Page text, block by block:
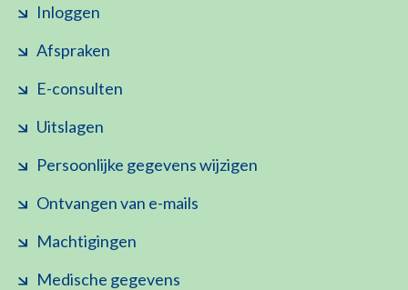
Inloggen
Afspraken
E-consulten
Uitslagen
Persoonlijke gegevens wijzigen
Ontvangen van e-mails
Machtigingen
Medische gegevens